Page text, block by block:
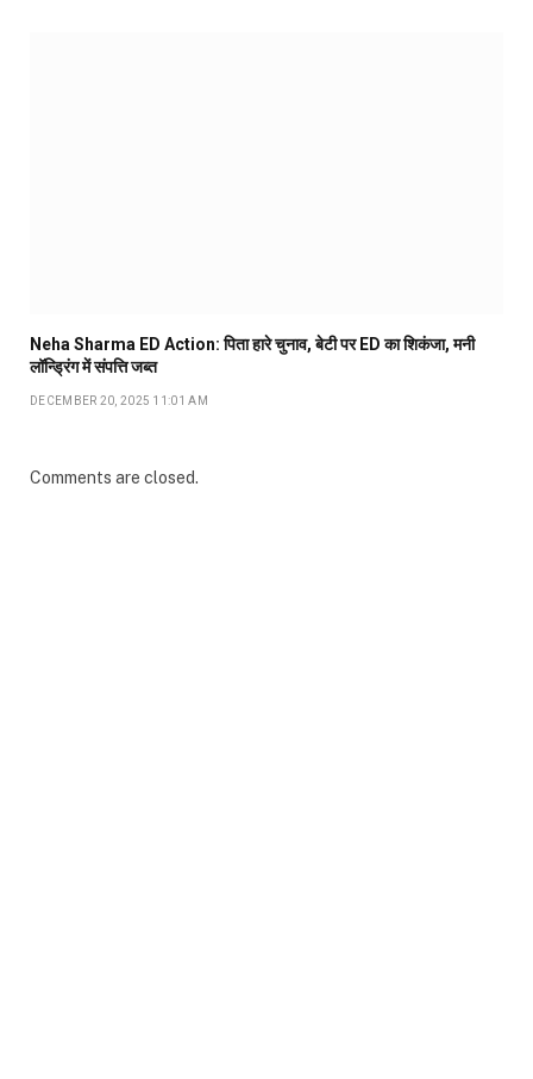
Neha Sharma ED Action: पिता हारे चुनाव, बेटी पर ED का शिकंजा, मनी
लॉन्ड्रिंग में संपत्ति जब्त
DECEMBER 20, 2025 11:01 AM
Comments are closed.